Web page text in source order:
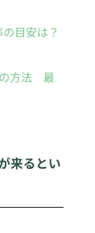
目安は？
の方法 最
来るとい